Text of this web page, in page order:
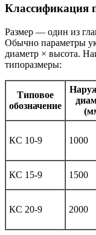
Классификация
Размер — один из
Обычно параметры
диаметр × высота.
типоразмеры:
Типовое
обозначение
КС 10-9 1000
КС 15-9 1500
КС 20-9 2000